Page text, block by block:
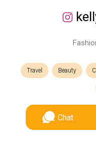
Travel Beauty
Chat